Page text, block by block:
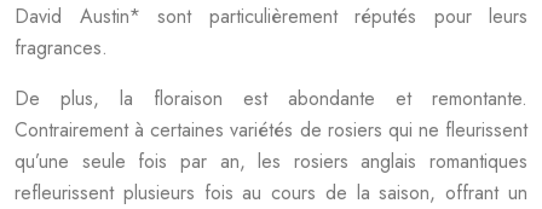
David Austin* sont particulièrement réputés pour leurs
fragrances.
De plus, la floraison est abondante et remontante.
Contrairement à certaines variétés de rosiers qui ne fleurissent
qu’une seule fois par an, les rosiers anglais romantiques
refleurissent plusieurs fois au cours de la saison, offrant un